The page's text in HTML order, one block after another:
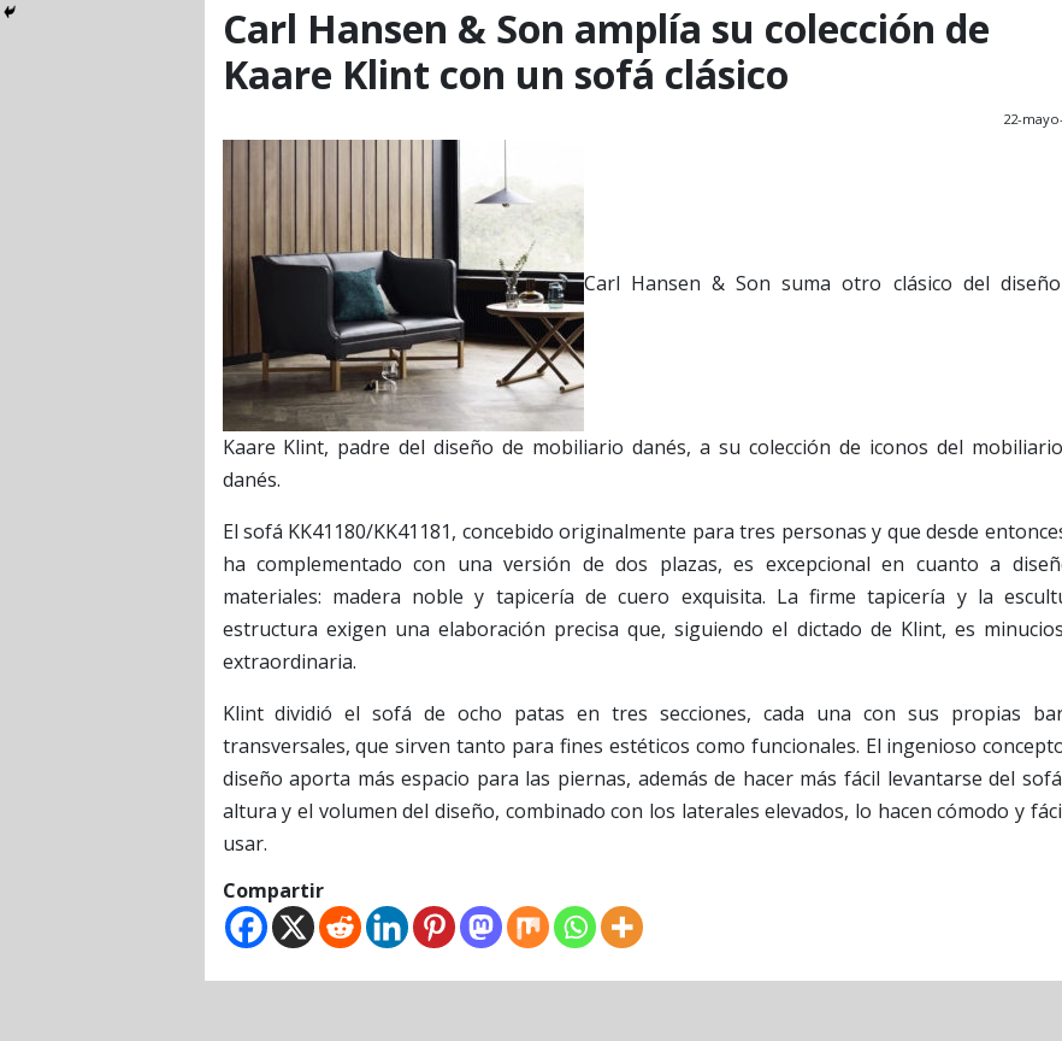
Carl Hansen & Son amplía su colección de
Kaare Klint con un sofá clásico
22-
Carl Hansen & Son suma otro clásico del
Kaare Klint, padre del diseño de mobiliario danés, a su colección de iconos del
danés.
El sofá KK41180/KK41181, concebido originalmente para tres personas y que desde
ha complementado con una versión de dos plazas, es excepcional en cuanto a
materiales: madera noble y tapicería de cuero exquisita. La firme tapicería y la
estructura exigen una elaboración precisa que, siguiendo el dictado de Klint, es
extraordinaria.
Klint dividió el sofá de ocho patas en tres secciones, cada una con sus propias
transversales, que sirven tanto para fines estéticos como funcionales. El ingenioso
diseño aporta más espacio para las piernas, además de hacer más fácil levantarse del
altura y el volumen del diseño, combinado con los laterales elevados, lo hacen cómodo y
usar.
Compartir